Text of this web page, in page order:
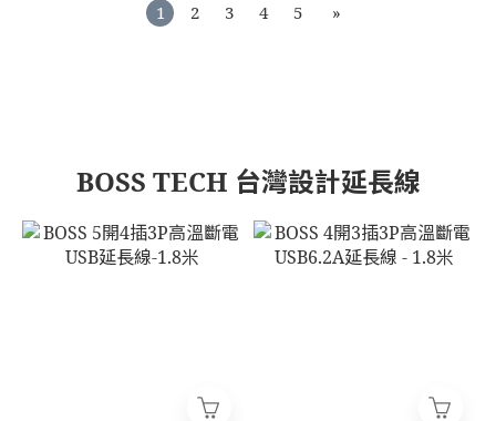
1 2 3 4 5 »
BOSS TECH 台灣設計延長線